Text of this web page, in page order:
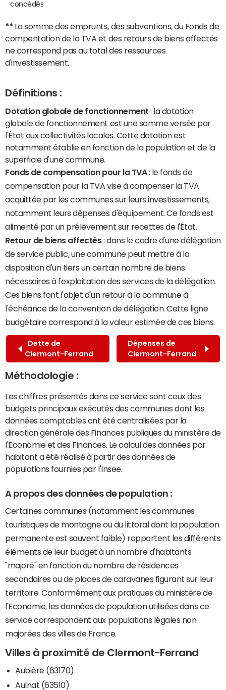
concédés
** La somme des emprunts, des subventions, du Fonds de
compentation de la TVA et des retours de biens affectés
ne correspond pas au total des ressources
d'investissement.
Définitions :
Dotation globale de fonctionnement : la dotation
globale de fonctionnement est une somme versée par
l'État aux collectivités locales. Cette dotation est
notamment établie en fonction de la population et de la
superficie d'une commune.
Fonds de compensation pour la TVA: le fonds de
compensation pour la TVA vise à compenser la TVA
acquittée par les communes sur leurs investissements,
notamment leurs dépenses d'équipement. Ce fonds est
alimenté par un prélèvement sur recettes de l'État.
Retour de biens affectés: dans le cadre d'une délégation
de service public, une commune peut mettre à la
disposition d'un tiers un certain nombre de biens
nécessaires à l'exploitation des services de la délégation.
Ces biens font l'objet d'un retour à la commune à
l'échéance de la convention de délégation. Cette ligne
budgétaire correspond à la valeur estimée de ces biens.
Dette de
Clermont-Ferrand
Dépenses de
Clermont-Ferrand
Méthodologie :
Les chiffres présentés dans ce service sont ceux des
budgets principaux exécutés des communes dont les
données comptables ont été centralisées par la
direction générale des Finances publiques du ministère de
l'Economie et des Finances. Le calcul des données par
habitant a été réalisé à partir des données de
populations fournies par l'Insee.
A propos des données de population :
Certaines communes (notamment les communes
touristiques de montagne ou du littoral dont la population
permanente est souvent faible) rapportent les différents
éléments de leur budget à un nombre d'habitants
"majoré" en fonction du nombre de résidences
secondaires ou de places de caravanes figurant sur leur
territoire. Conformément aux pratiques du ministère de
l'Economie, les données de population utilisées dans ce
service correspondent aux populations légales non
majorées des villes de France.
Villes à proximité de Clermont-Ferrand
Aubière (63170)
Aulnat (63510)